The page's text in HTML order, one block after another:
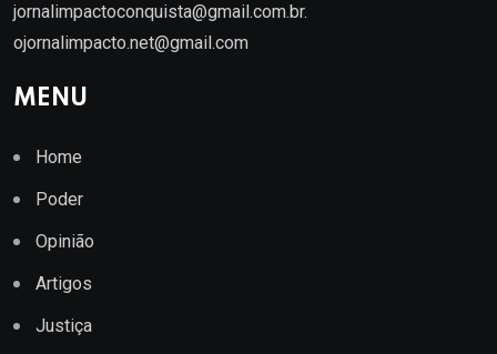
jornalimpactoconquista@gmail.com.br.
ojornalimpacto.net@gmail.com
MENU
Home
Poder
Opinião
Artigos
Justiça